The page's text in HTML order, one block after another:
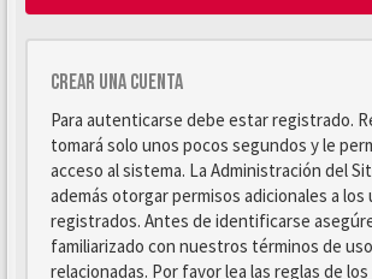
Crear una cuenta
Para autenticarse debe estar registrado.
tomará solo unos pocos segundos y le
acceso al sistema. La Administración del
además otorgar permisos adicionales a los
registrados. Antes de identificarse
familiarizado con nuestros términos de
relacionadas. Por favor lea las reglas de